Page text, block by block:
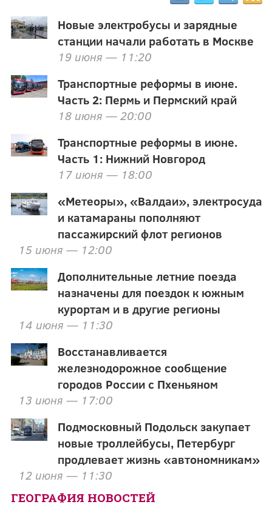
Новые электробусы и зарядные
станции начали работать в Москве
19 июня — 11:20
Транспортные реформы в июне.
Часть 2: Пермь и Пермский край
18 июня — 20:00
Транспортные реформы в июне.
Часть 1: Нижний Новгород
17 июня — 18:00
«Метеоры», «Валдаи», электросуда
и катамараны пополняют
пассажирский флот регионов
15 июня — 12:00
Дополнительные летние поезда
назначены для поездок к южным
курортам и в другие регионы
14 июня — 11:30
Восстанавливается
железнодорожное сообщение
городов России с Пхеньяном
13 июня — 17:00
Подмосковный Подольск закупает
новые троллейбусы, Петербург
продлевает жизнь «автономникам»
12 июня — 11:30
ГЕОГРАФИЯ НОВОСТЕЙ